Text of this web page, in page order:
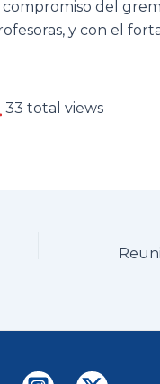
del
y con el
33 total views